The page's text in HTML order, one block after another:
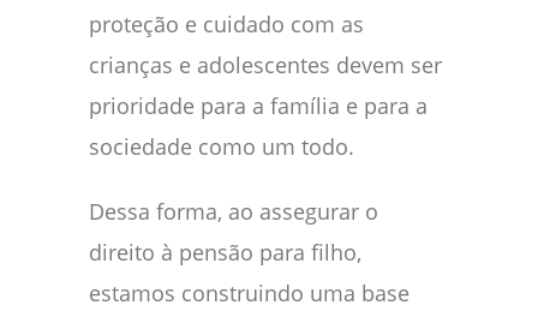
proteção e cuidado com as
crianças e adolescentes devem ser
prioridade para a família e para a
sociedade como um todo.
Dessa forma, ao assegurar o
direito à pensão para filho,
estamos construindo uma base